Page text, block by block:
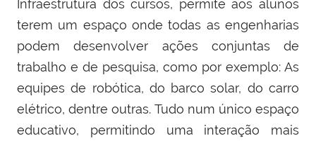
Infraestrutura dos cursos, permite aos alunos
terem um espaço onde todas as engenharias
podem desenvolver ações conjuntas de
trabalho e de pesquisa, como por exemplo: As
equipes de robótica, do barco solar, do carro
elétrico, dentre outras. Tudo num único espaço
educativo, permitindo uma interação mais